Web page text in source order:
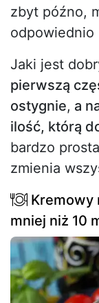
zbyt późno,
odpowiednio
Jaki jest
pierwszą
ostygnie, a
ilość, którą
bardzo
zmienia
Kremowy
mniej niż 10